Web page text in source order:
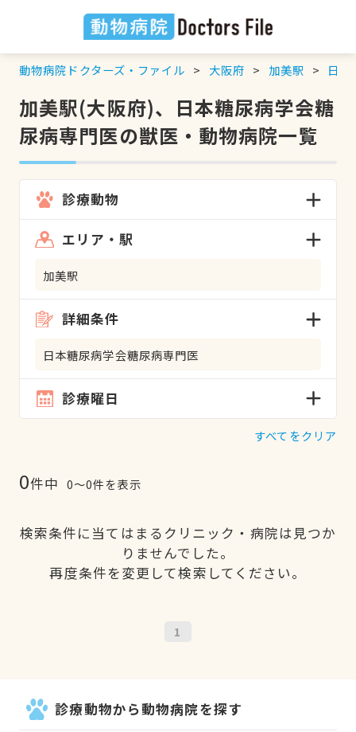
動物病院ドクターズ・ファイル 大阪府 加美駅 日本
加美駅(大阪府)、日本糖尿病学会糖
尿病専門医の獣医・動物病院一覧
診療動物
エリア・駅
加美駅
詳細条件
日本糖尿病学会糖尿病専門医
診療曜日
すべてをクリア
0件中 0〜0件を表示
検索条件に当てはまるクリニック・病院は見つか
りませんでした。
再度条件を変更して検索してください。
1
診療動物から動物病院を探す